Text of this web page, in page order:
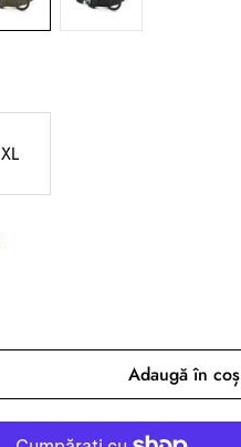
XL
Adaugă în coș